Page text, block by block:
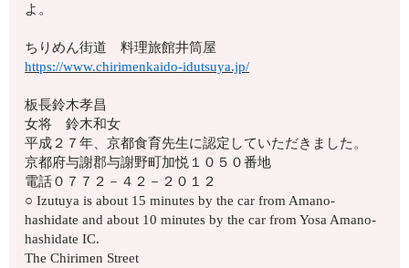
よ。
ちりめん街道 料理旅館井筒屋
https://www.chirimenkaido-idutsuya.jp/
板長鈴木孝昌
女将 鈴木和女
平成２７年、京都食育先生に認定していただきました。
京都府与謝郡与謝野町加悦１０５０番地
電話０７７２－４２－２０１２
○ Izutuya is about 15 minutes by the car from Amano-
hashidate and about 10 minutes by the car from Yosa Amano-
hashidate IC.
The Chirimen Street